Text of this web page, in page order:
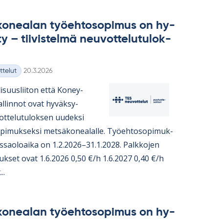
työ­eh­to­so­pi­mus on hy­
– tii­vis­telmä neu­vot­te­lu­tu­lok­
Kirjoitettu
20.3.2026
että Ko­ney­
ovat hy­väk­sy­
uu­deksi
met­sä­ko­nea­lalle. Työ­eh­to­so­pi­muk­
on 1.2.2026–31.1.2028. Palk­ko­jen
ovat 1.6.2026 0,50 €/h 1.6.2027 0,40 €/h
työ­eh­to­so­pi­mus on hy­